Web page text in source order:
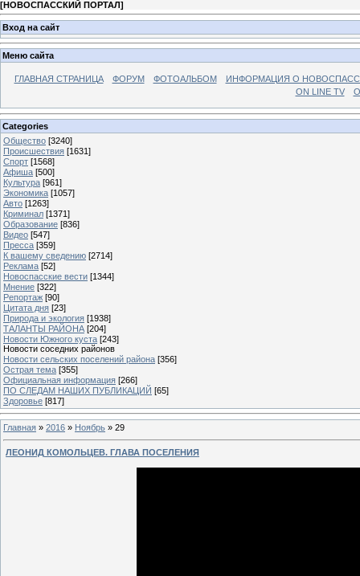
[НОВОСПАССКИЙ ПОРТАЛ]
Вход на сайт
Меню сайта
ГЛАВНАЯ СТРАНИЦА ФОРУМ ФОТОАЛЬБОМ
ИНФОРМАЦИЯ О
ON LINE TV
Categories
Общество [3240]
Происшествия [1631]
Спорт [1568]
Афиша [500]
Культура [961]
Экономика [1057]
Авто [1263]
Криминал [1371]
Образование [836]
Видео [547]
Пресса [359]
К вашему сведению [2714]
Реклама [52]
Новоспасские вести [1344]
Мнение [322]
Репортаж [90]
Цитата дня [23]
Природа и экология [1938]
ТАЛАНТЫ РАЙОНА [204]
Новости Южного куста [243]
Новости соседних районов
Новости сельских поселений района [356]
Острая тема [355]
Официальная информация [266]
ПО СЛЕДАМ НАШИХ ПУБЛИКАЦИЙ [65]
Здоровье [817]
Главная » 2016 » Ноябрь » 29
ЛЕОНИД КОМОЛЬЦЕВ. ГЛАВА ПОСЕЛЕНИЯ